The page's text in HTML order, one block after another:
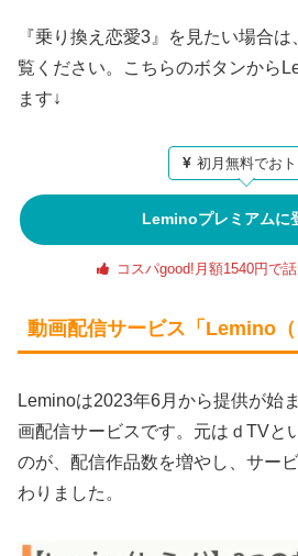
『乗り換え恋愛3』を見たい場合
覧ください。こちらのボタンから
ます↓
初月無料でおト
Leminoプレミアムに
コスパgood!月額1540円で話
動画配信サービス「Lemino
Leminoは2023年6月から提供が始
画配信サービスです。元はｄTVと
のが、配信作品数を増やし、サー
わりました。